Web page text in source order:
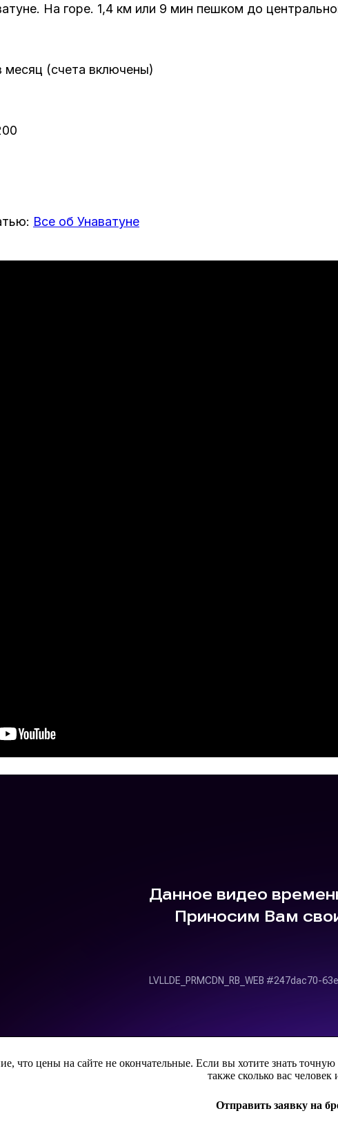
На горе. 1,4 км или 9 мин пешком до
месяц (счета включены)
Все об Унаватуне
что цены на сайте не окончательные. Если вы хотите знать точную
также сколько вас человек
Отправить заявку на